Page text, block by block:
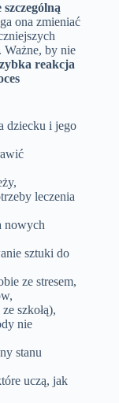
ona zmieniać
Ważne, by nie
reakcja
dziecku i jego
leczenia
nowych
sztuki do
ze stresem,
szkołą),
nie
stanu
uczą, jak